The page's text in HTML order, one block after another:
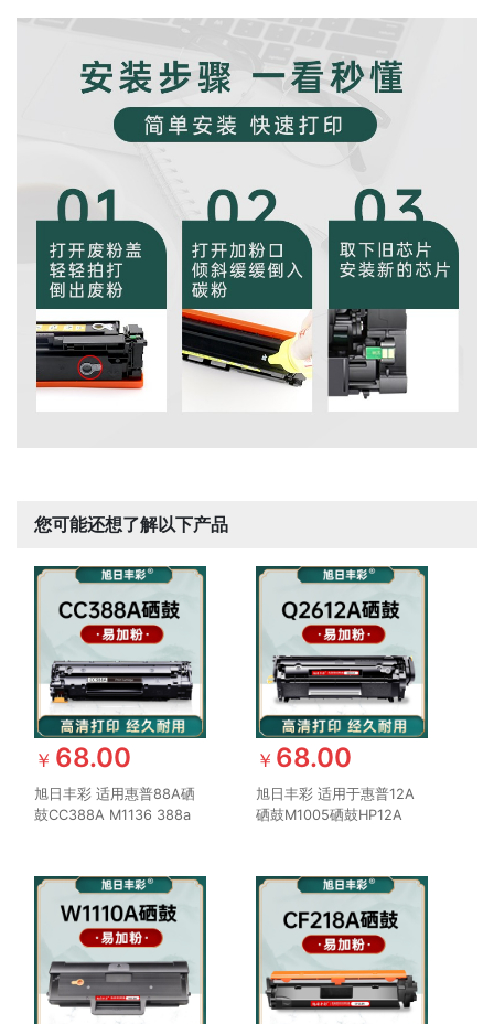
您可能还想了解以下产品
￥ 68.00
旭日丰彩 适用惠普88A硒
鼓CC388A M1136 388a
m1213nf 1216nfh墨盒
￥ 68.00
旭日丰彩 适用于惠普12A
硒鼓M1005硒鼓HP12A
LBP2900易加粉HP1010墨
盒M1005mfp HP1018